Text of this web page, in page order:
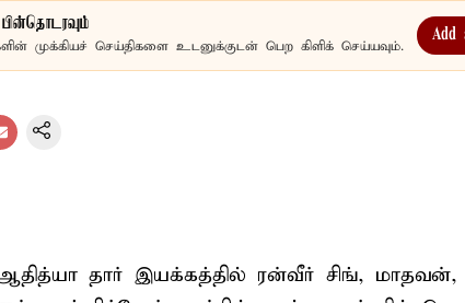
முக்கியச் செய்திகளை உடனுக்குடன் பெற கிளிக் செய்யவும்.
Add
ஆதித்யா தார் இயக்கத்தில் ரன்வீர் சிங்,